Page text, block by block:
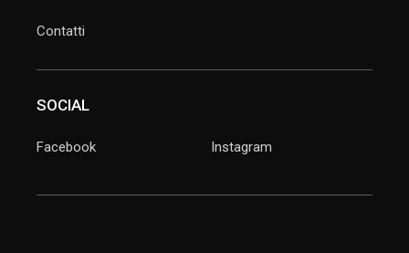
Contatti
SOCIAL
Facebook Instagram